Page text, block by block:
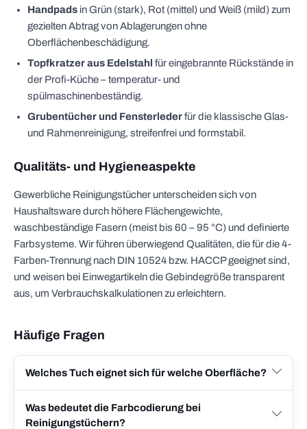
Handpads in Grün (stark), Rot (mittel) und Weiß (mild) zum
gezielten Abtrag von Ablagerungen ohne
Oberflächenbeschädigung.
Topfkratzer aus Edelstahl für eingebrannte Rückstände in
der Profi-Küche – temperatur- und
spülmaschinenbeständig.
Grubentücher und Fensterlederfür die klassische Glas-
und Rahmenreinigung, streifenfrei und formstabil.
Qualitäts- und Hygieneaspekte
Gewerbliche Reinigungstücher unterscheiden sich von
Haushaltsware durch höhere Flächengewichte,
waschbeständige Fasern (meist bis 60 – 95 °C) und definierte
Farbsysteme. Wir führen überwiegend Qualitäten, die für die 4-
Farben-Trennung nach DIN 10524 bzw. HACCP geeignet sind,
und weisen bei Einwegartikeln die Gebindegröße transparent
aus, um Verbrauchskalkulationen zu erleichtern.
Häufige Fragen
Welches Tuch eignet sich für welche Oberfläche?
Was bedeutet die Farbcodierung bei
Reinigungstüchern?